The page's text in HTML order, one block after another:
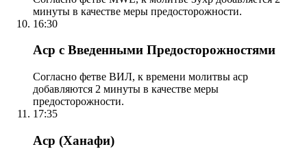
минуты в качестве меры предосторожности.
16:30
Аср с Введенными Предосторожностями
Согласно фетве ВИЛ, к времени молитвы аср
добавляются 2 минуты в качестве меры
предосторожности.
17:35
Аср (Ханафи)